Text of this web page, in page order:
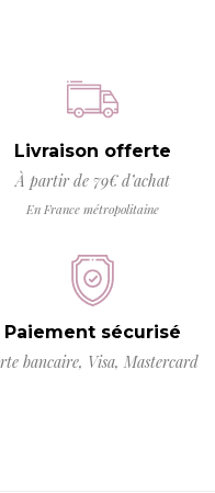
Livraison offerte
À partir de 79€ d’achat
En France métropolitaine
Paiement sécurisé
bancaire, Visa, Mastercard